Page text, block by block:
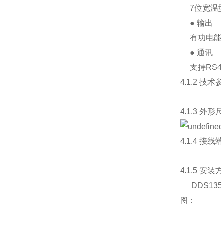
7位宽温
● 输出
有功电能
● 通讯
支持
4.1.2 技术
4.1.3 外形
4.1.4 接线
4.1.5 安装
图：